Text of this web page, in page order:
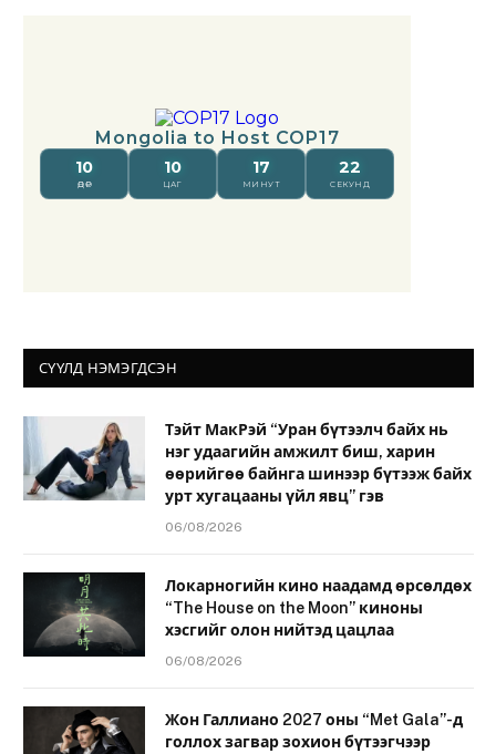
СҮҮЛД НЭМЭГДСЭН
Тэйт МакРэй “Уран бүтээлч байх нь
нэг удаагийн амжилт биш, харин
өөрийгөө байнга шинээр бүтээж байх
урт хугацааны үйл явц” гэв
06/08/2026
Локарногийн кино наадамд өрсөлдөх
“The House on the Moon” киноны
хэсгийг олон нийтэд цацлаа
06/08/2026
Жон Галлиано 2027 оны “Met Gala”-д
голлох загвар зохион бүтээгчээр